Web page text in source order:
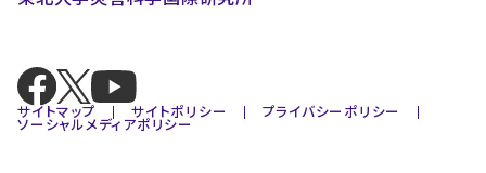
サイトマップ サイトポリシー プライバシーポリシー
ソーシャルメディアポリシー